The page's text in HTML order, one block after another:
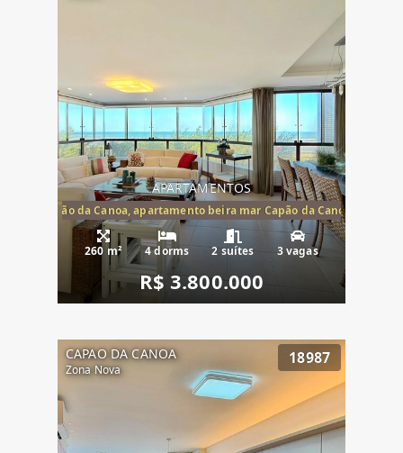
APARTAMENTOS
mar Capão da Canoa, apartamento beira mar Capão da Canoa,
260 m² 4 dorms 2 suítes 3 vagas
R$ 3.800.000
CAPAO DA CANOA
Zona Nova
18987